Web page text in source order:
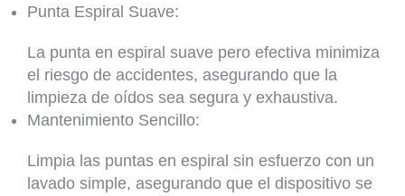
Punta Espiral Suave:
La punta en espiral suave pero efectiva minimiza
el riesgo de accidentes, asegurando que la
limpieza de oídos sea segura y exhaustiva.
Mantenimiento Sencillo:
Limpia las puntas en espiral sin esfuerzo con un
lavado simple, asegurando que el dispositivo se